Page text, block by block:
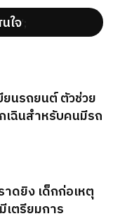
ใจ';
ยนรถยนต์ ตัวช่วย
เฉินสำหรับคนมีรถ
ดยิง เด็กก่อเหตุ
เตรียมการ